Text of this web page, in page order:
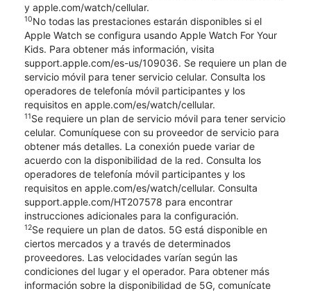
y apple.com/watch/cellular.
10No todas las prestaciones estarán disponibles si el
Apple Watch se configura usando Apple Watch For Your
Kids. Para obtener más información, visita
support.apple.com/es-us/109036. Se requiere un plan de
servicio móvil para tener servicio celular. Consulta los
operadores de telefonía móvil participantes y los
requisitos en apple.com/es/watch/cellular.
11Se requiere un plan de servicio móvil para tener servicio
celular. Comuníquese con su proveedor de servicio para
obtener más detalles. La conexión puede variar de
acuerdo con la disponibilidad de la red. Consulta los
operadores de telefonía móvil participantes y los
requisitos en apple.com/es/watch/cellular. Consulta
support.apple.com/HT207578 para encontrar
instrucciones adicionales para la configuración.
12Se requiere un plan de datos. 5G está disponible en
ciertos mercados y a través de determinados
proveedores. Las velocidades varían según las
condiciones del lugar y el operador. Para obtener más
información sobre la disponibilidad de 5G, comunícate